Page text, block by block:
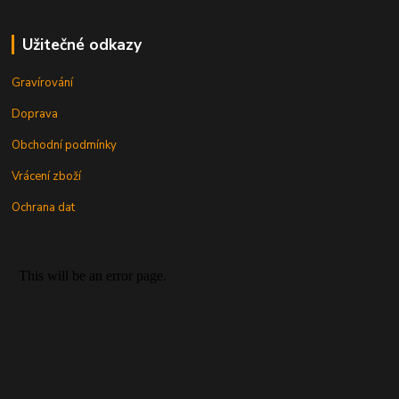
Užitečné odkazy
Gravírování
Doprava
Obchodní podmínky
Vrácení zboží
Ochrana dat